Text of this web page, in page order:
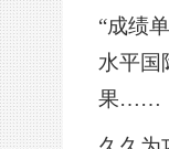
“成绩
水平国
果……